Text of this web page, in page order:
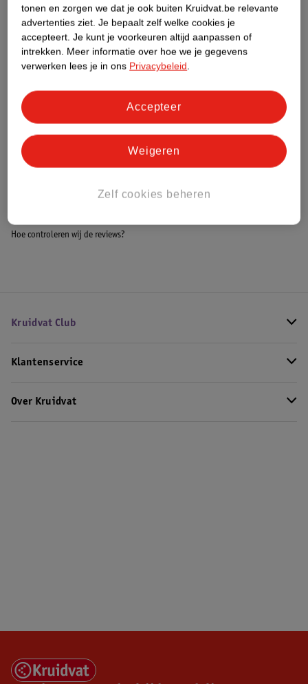
Nature Impact Score
Dit product heeft (nog) geen Nature
Impact Score.
Meer informatie
Bestel & Bezorginformatie
Bekijk ook
Alle Damesparfum
Hoe controleren wij de reviews?
Kruidvat Club
Klantenservice
Over Kruidvat
tonen en zorgen we dat je ook buiten Kruidvat.be relevante
advertenties ziet. Je bepaalt zelf welke cookies je
accepteert. Je kunt je voorkeuren altijd aanpassen of
intrekken. Meer informatie over hoe we je gegevens
verwerken lees je in ons Privacybeleid.
Zelf cookies beheren
Weigeren
Accepteer